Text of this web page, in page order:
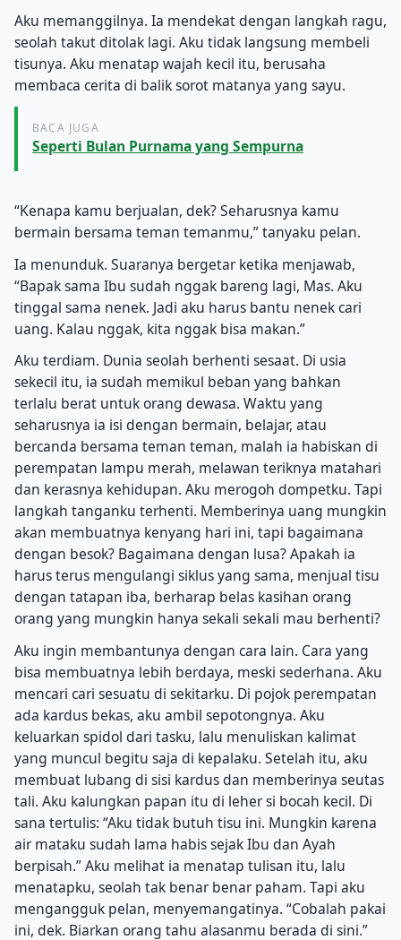
Aku memanggilnya. Ia mendekat dengan langkah ragu,
seolah takut ditolak lagi. Aku tidak langsung membeli
tisunya. Aku menatap wajah kecil itu, berusaha
membaca cerita di balik sorot matanya yang sayu.
BACA JUGA
Seperti Bulan Purnama yang Sempurna
“Kenapa kamu berjualan, dek? Seharusnya kamu
bermain bersama teman temanmu,” tanyaku pelan.
Ia menunduk. Suaranya bergetar ketika menjawab,
“Bapak sama Ibu sudah nggak bareng lagi, Mas. Aku
tinggal sama nenek. Jadi aku harus bantu nenek cari
uang. Kalau nggak, kita nggak bisa makan.”
Aku terdiam. Dunia seolah berhenti sesaat. Di usia
sekecil itu, ia sudah memikul beban yang bahkan
terlalu berat untuk orang dewasa. Waktu yang
seharusnya ia isi dengan bermain, belajar, atau
bercanda bersama teman teman, malah ia habiskan di
perempatan lampu merah, melawan teriknya matahari
dan kerasnya kehidupan. Aku merogoh dompetku. Tapi
langkah tanganku terhenti. Memberinya uang mungkin
akan membuatnya kenyang hari ini, tapi bagaimana
dengan besok? Bagaimana dengan lusa? Apakah ia
harus terus mengulangi siklus yang sama, menjual tisu
dengan tatapan iba, berharap belas kasihan orang
orang yang mungkin hanya sekali sekali mau berhenti?
Aku ingin membantunya dengan cara lain. Cara yang
bisa membuatnya lebih berdaya, meski sederhana. Aku
mencari cari sesuatu di sekitarku. Di pojok perempatan
ada kardus bekas, aku ambil sepotongnya. Aku
keluarkan spidol dari tasku, lalu menuliskan kalimat
yang muncul begitu saja di kepalaku. Setelah itu, aku
membuat lubang di sisi kardus dan memberinya seutas
tali. Aku kalungkan papan itu di leher si bocah kecil. Di
sana tertulis: “Aku tidak butuh tisu ini. Mungkin karena
air mataku sudah lama habis sejak Ibu dan Ayah
berpisah.” Aku melihat ia menatap tulisan itu, lalu
menatapku, seolah tak benar benar paham. Tapi aku
mengangguk pelan, menyemangatinya. “Cobalah pakai
ini, dek. Biarkan orang tahu alasanmu berada di sini.”